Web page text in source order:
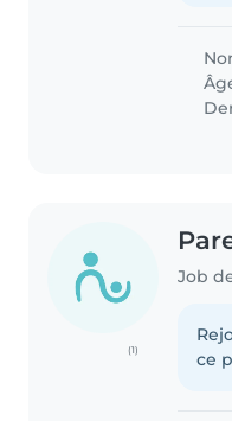
(1)
ce